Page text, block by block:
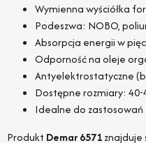
Wymienna wyściółka
Podeszwa: NOBO,
Absorpcja energii w
Odporność na oleje
Antyelektrostatyczne
Dostępne rozmiary: 40-
Idealne do zastosowań
Produkt Demar 6571znajduje